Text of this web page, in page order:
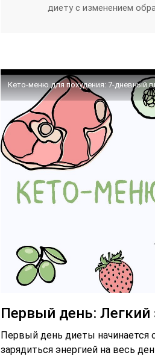
диету с изменением
Кето-меню для похудения: 7-дневный
Первый день:
Первый день диеты начинается
зарядиться энергией на весь